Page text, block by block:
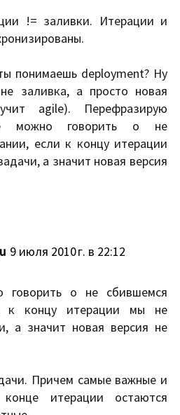
!= заливки. Итерации и
понимаешь deployment? Ну
заливка, а просто новая
agile). Перефразирую
можно говорить о не
если к концу итерации
а значит новая версия
9 июля 2010 г. в 22:12
говорить о не сбившемся
к концу итерации мы не
а значит новая версия не
Причем самые важные и
итерации остаются